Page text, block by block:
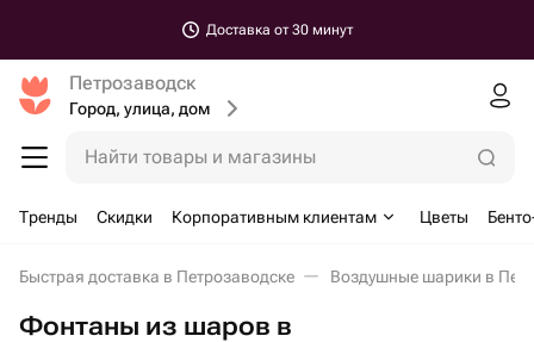
Доставка от 30 минут
Петрозаводск
Город, улица, дом
Найти товары и магазины
Тренды Скидки Корпоративным клиентам Цветы
Быстрая доставка в Петрозаводске Воздушные шарики в
Фонтаны из шаров в